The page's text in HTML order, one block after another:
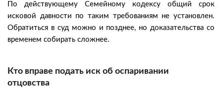
По действующему Семейному кодексу общий срок
исковой давности по таким требованиям не установлен.
Обратиться в суд можно и позднее, но доказательства со
временем собирать сложнее.
Кто вправе подать иск об оспаривании
отцовства